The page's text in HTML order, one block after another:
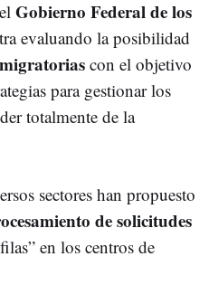
Gobierno Federal de los
evaluando la posibilidad
con el objetivo
para gestionar los
totalmente de la
sectores han propuesto
de solicitudes
en los centros de